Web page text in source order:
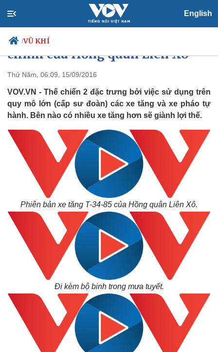
English
/VŨ KHÍ
Chính trị
Đảng
Tổ chức nhân sự
Nhận diện sự thật
Xã hội
Tin 24h
Dự báo thời tiết
Dấu ấn VOV
Việc làm
Biển đảo
Xe tăng - Sức mạnh đột kích
chính của Hồng quân Liên Xô
Thứ Năm, 06:09, 15/09/2016
VOV.VN - Thế chiến 2 đặc trưng bởi việc sử dụng trên
quy mô lớn (cấp sư đoàn) các xe tăng và xe pháo tự
hành. Bên nào có nhiều xe tăng hơn sẽ giành lợi thế.
Phiên bản xe tăng T-34-85 của Hồng quân Liên Xô.
Đi kèm bộ binh trong mưa tuyết.